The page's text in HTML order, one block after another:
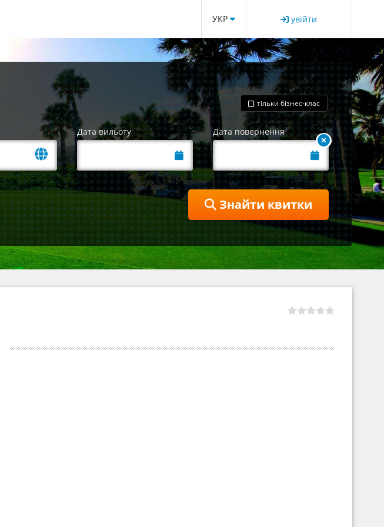
УКР увійти
тільки бізнес-клас
Дата вильоту Дата повернення
Знайти квитки